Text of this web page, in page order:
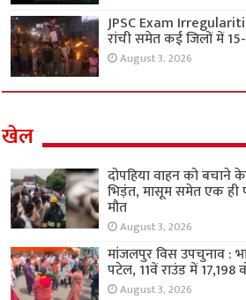
JPSC Exam
रांची समेत कई जिलों में
August 3, 2026
खेल
दोपहिया वाहन को बचाने
भिड़ंत, मासूम समेत एक ही
मौत
August 3, 2026
मांजलपुर विस उपचुनाव :
पटेल, 11वें राउंड में 17,198
August 3, 2026